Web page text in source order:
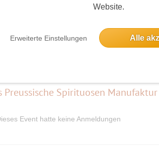
Website.
Erweiterte Einstellungen Alle
Preussische Spirituosen Manufaktur
Event hatte keine Anmeldungen